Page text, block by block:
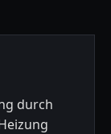
durch